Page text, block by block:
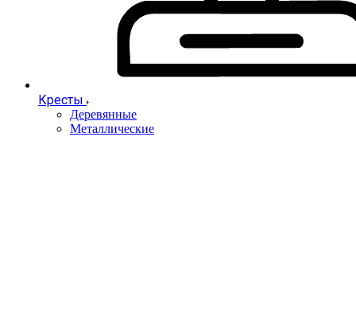
Кресты
Деревянные
Металлические